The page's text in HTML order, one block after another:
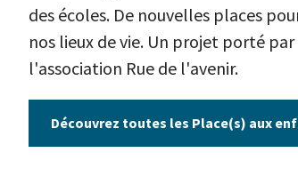
des écoles. De nouvelles places
nos lieux de vie. Un projet porté
l'association Rue de l'avenir.
Découvrez toutes les Place(s) aux